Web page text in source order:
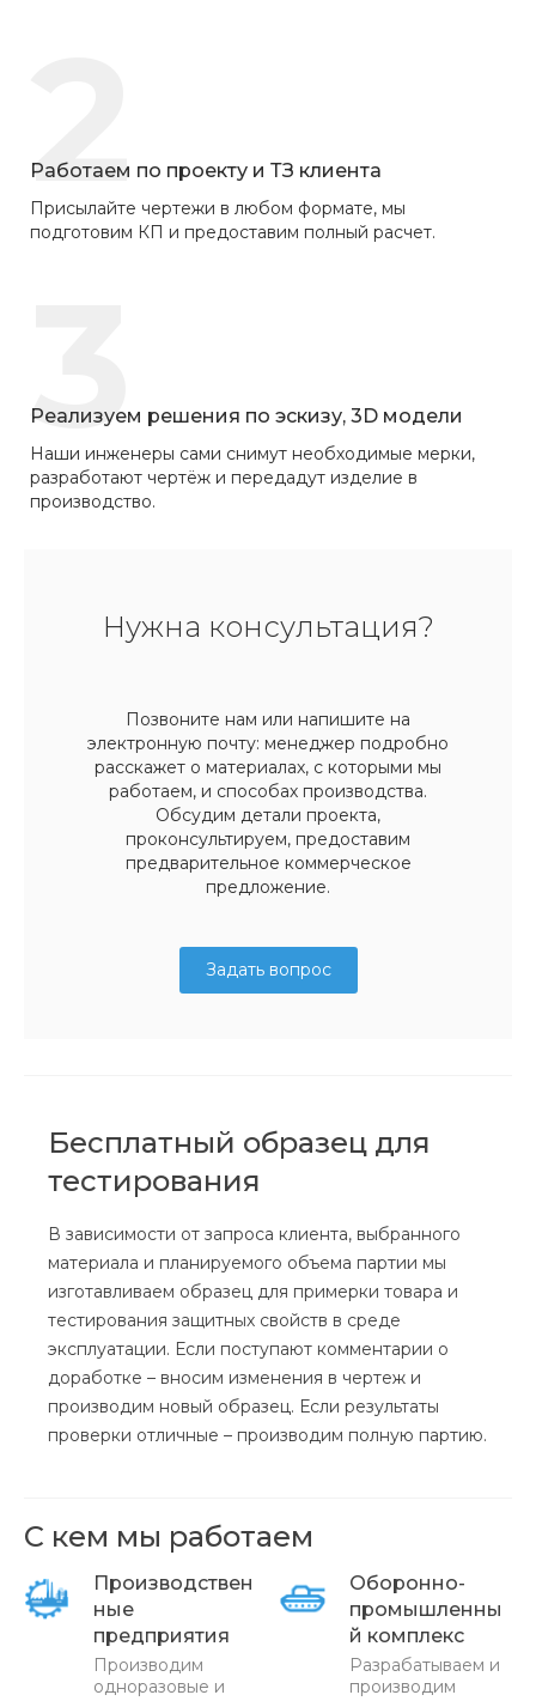
2
Работаем по проекту и ТЗ клиента
Присылайте чертежи в любом формате, мы
подготовим КП и предоставим полный расчет.
3
Реализуем решения по эскизу, 3D модели
Наши инженеры сами снимут необходимые мерки,
разработают чертёж и передадут изделие в
производство.
Нужна консультация?
Позвоните нам или напишите на
электронную почту: менеджер подробно
расскажет о материалах, с которыми мы
работаем, и способах производства.
Обсудим детали проекта,
проконсультируем, предоставим
предварительное коммерческое
предложение.
Задать вопрос
Бесплатный образец для
тестирования
В зависимости от запроса клиента, выбранного
материала и планируемого объема партии мы
изготавливаем образец для примерки товара и
тестирования защитных свойств в среде
эксплуатации. Если поступают комментарии о
доработке – вносим изменения в чертеж и
производим новый образец. Если результаты
проверки отличные – производим полную партию.
С кем мы работаем
Производствен
ные
предприятия
Производим
одноразовые и
Оборонно-
промышленны
й комплекс
Разрабатываем и
производим